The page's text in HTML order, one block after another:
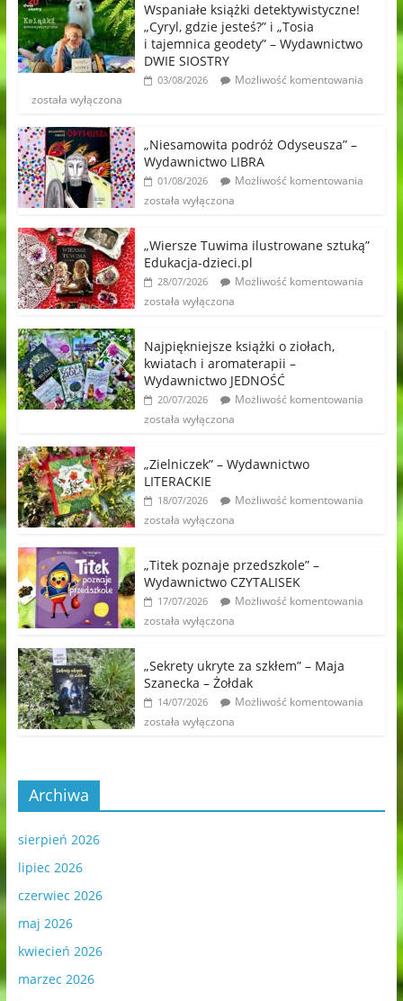
Wspaniałe książki detektywistyczne!
„Cyryl, gdzie jesteś?” i „Tosia
i tajemnica geodety” – Wydawnictwo
DWIE SIOSTRY
03/08/2026
Możliwość komentowania
została wyłączona
„Niesamowita podróż Odyseusza” –
Wydawnictwo LIBRA
01/08/2026
Możliwość komentowania
została wyłączona
„Wiersze Tuwima ilustrowane sztuką”
Edukacja-dzieci.pl
28/07/2026
Możliwość komentowania
została wyłączona
Najpiękniejsze książki o ziołach,
kwiatach i aromaterapii –
Wydawnictwo JEDNOŚĆ
20/07/2026
Możliwość komentowania
została wyłączona
„Zielniczek” – Wydawnictwo
LITERACKIE
18/07/2026
Możliwość komentowania
została wyłączona
„Titek poznaje przedszkole” –
Wydawnictwo CZYTALISEK
17/07/2026
Możliwość komentowania
została wyłączona
„Sekrety ukryte za szkłem” – Maja
Szanecka – Żołdak
14/07/2026
Możliwość komentowania
została wyłączona
Archiwa
sierpień 2026
lipiec 2026
czerwiec 2026
maj 2026
kwiecień 2026
marzec 2026